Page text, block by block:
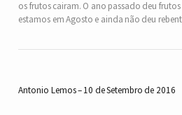
os frutos cairam. O ano passado deu
estamos em Agosto e ainda não deu
Antonio Lemos 10 de Setembro de 2016